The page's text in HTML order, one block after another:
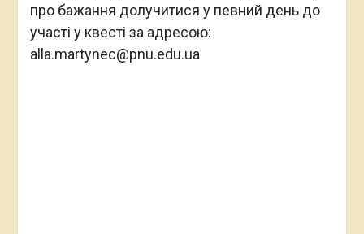
про бажання долучитися у певний день до
участі у квесті за адресою:
alla.martynec@pnu.edu.ua